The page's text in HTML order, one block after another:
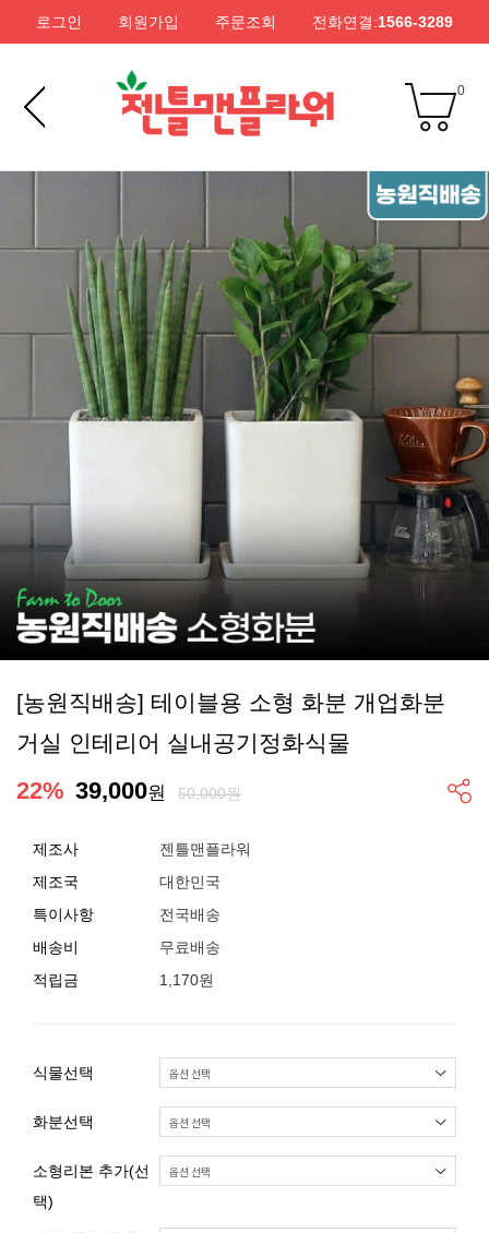
로그인 회원가입 주문조회 전화연결:1566-3289
0
[농원직배송] 테이블용 소형 화분 개업화분
거실 인테리어 실내공기정화식물
22% 39,000원 50,000원
제조사
젠틀맨플라워
제조국
대한민국
특이사항
전국배송
배송비
무료배송
적립금
1,170원
식물선택
화분선택
소형리본 추가(선
택)